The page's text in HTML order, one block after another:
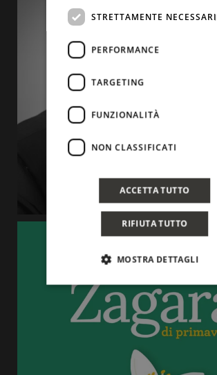
STRETTAMENTE NECESSARI
PERFORMANCE
TARGETING
FUNZIONALITÀ
NON CLASSIFICATI
ACCETTA TUTTO
RIFIUTA TUTTO
MOSTRA DETTAGLI